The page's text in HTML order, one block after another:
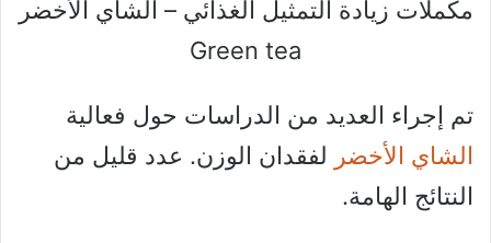
مكملات زيادة التمثيل الغذائي – الشاي الأخضر
Green tea
تم إجراء العديد من الدراسات حول فعالية
الشاي الأخضر لفقدان الوزن. عدد قليل من
النتائج الهامة.